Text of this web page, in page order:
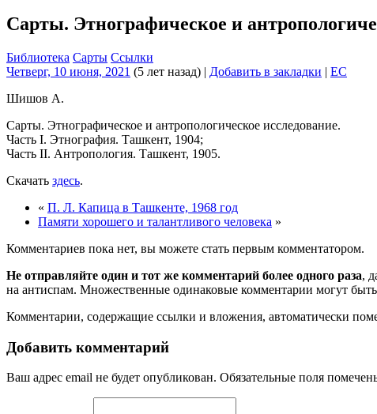
Сарты. Этнографическое и
Библиотека Сарты Ссылки
Четверг, 10 июня, 2021 (5 лет назад) | Добавить в закладки | EC
Шишов А.
Сарты. Этнографическое и антропологическое исследование.
Часть I. Этнография. Ташкент, 1904;
Часть II. Антропология. Ташкент, 1905.
Скачать здесь.
« П. Л. Капица в Ташкенте, 1968 год
Памяти хорошего и талантливого человека »
Комментариев пока нет, вы можете стать первым комментатором.
Не отправляйте один и тот же комментарий более одного раза,
на антиспам. Множественные одинаковые комментарии могут
Комментарии, содержащие ссылки и вложения, автоматически
Добавить комментарий
Ваш адрес email не будет опубликован. Обязательные поля